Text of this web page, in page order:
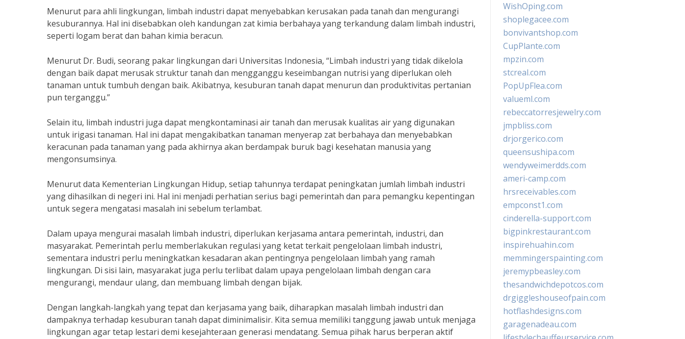
Menurut para ahli lingkungan, limbah industri dapat menyebabkan kerusakan pada tanah dan mengurangi
kesuburannya. Hal ini disebabkan oleh kandungan zat kimia berbahaya yang terkandung dalam limbah industri,
seperti logam berat dan bahan kimia beracun.
Menurut Dr. Budi, seorang pakar lingkungan dari Universitas Indonesia, “Limbah industri yang tidak dikelola
dengan baik dapat merusak struktur tanah dan mengganggu keseimbangan nutrisi yang diperlukan oleh
tanaman untuk tumbuh dengan baik. Akibatnya, kesuburan tanah dapat menurun dan produktivitas pertanian
pun terganggu.”
Selain itu, limbah industri juga dapat mengkontaminasi air tanah dan merusak kualitas air yang digunakan
untuk irigasi tanaman. Hal ini dapat mengakibatkan tanaman menyerap zat berbahaya dan menyebabkan
keracunan pada tanaman yang pada akhirnya akan berdampak buruk bagi kesehatan manusia yang
mengonsumsinya.
Menurut data Kementerian Lingkungan Hidup, setiap tahunnya terdapat peningkatan jumlah limbah industri
yang dihasilkan di negeri ini. Hal ini menjadi perhatian serius bagi pemerintah dan para pemangku kepentingan
untuk segera mengatasi masalah ini sebelum terlambat.
Dalam upaya mengurai masalah limbah industri, diperlukan kerjasama antara pemerintah, industri, dan
masyarakat. Pemerintah perlu memberlakukan regulasi yang ketat terkait pengelolaan limbah industri,
sementara industri perlu meningkatkan kesadaran akan pentingnya pengelolaan limbah yang ramah
lingkungan. Di sisi lain, masyarakat juga perlu terlibat dalam upaya pengelolaan limbah dengan cara
mengurangi, mendaur ulang, dan membuang limbah dengan bijak.
Dengan langkah-langkah yang tepat dan kerjasama yang baik, diharapkan masalah limbah industri dan
dampaknya terhadap kesuburan tanah dapat diminimalisir. Kita semua memiliki tanggung jawab untuk menjaga
lingkungan agar tetap lestari demi kesejahteraan generasi mendatang. Semua pihak harus berperan aktif
WishOping.com
shoplegacee.com
bonvivantshop.com
CupPlante.com
mpzin.com
stcreal.com
PopUpFlea.com
valueml.com
rebeccatorresjewelry.com
jmpbliss.com
drjorgerico.com
queensushipa.com
wendyweimerdds.com
ameri-camp.com
hrsreceivables.com
empconst1.com
cinderella-support.com
bigpinkrestaurant.com
inspirehuahin.com
memmingerspainting.com
jeremypbeasley.com
thesandwichdepotcos.com
drgiggleshouseofpain.com
hotflashdesigns.com
garagenadeau.com